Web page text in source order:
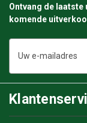
Ontvang de laatste
komende
mailadres